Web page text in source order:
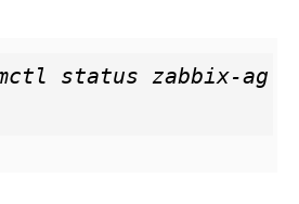
status zabbix-ag